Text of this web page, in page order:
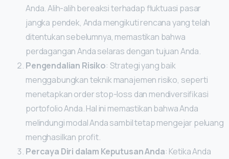
Anda. Alih-alih bereaksi terhadap fluktuasi pasar
jangka pendek, Anda mengikuti rencana yang telah
ditentukan sebelumnya, memastikan bahwa
perdagangan Anda selaras dengan tujuan Anda.
Pengendalian Risiko: Strategi yang baik
menggabungkan teknik manajemen risiko, seperti
menetapkan order stop-loss dan mendiversifikasi
portofolio Anda. Hal ini memastikan bahwa Anda
melindungi modal Anda sambil tetap mengejar peluang
menghasilkan profit.
Percaya Diri dalam Keputusan Anda: Ketika Anda